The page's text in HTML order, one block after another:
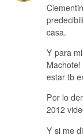
casa.
Y para
estar tb
Por lo
2012
Y si me